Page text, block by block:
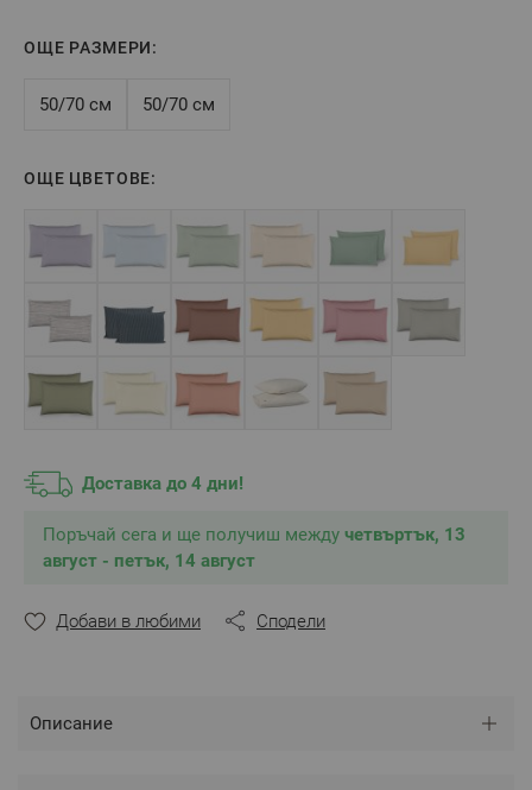
Произведено в България
Състав:
100% Памук Ранфорс
** Снимките са илюстративни и е възможно
настройките на използваното устройство.
ОЩЕ РАЗМЕРИ:
50/70 см 50/70 см
ОЩЕ ЦВЕТОВЕ:
Доставка до 4 дни!
Поръчай сега и ще получиш между четвъртък, 13
август - петък, 14 август
Добави в любими Сподели
Описание